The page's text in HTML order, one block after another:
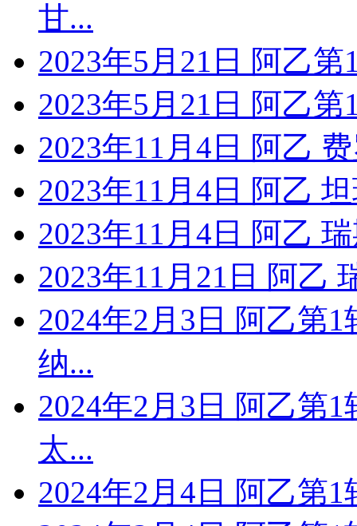
甘...
2023年5月21日 阿乙
2023年5月21日 阿乙
2023年11月4日 阿乙
2023年11月4日 阿乙
2023年11月4日 阿乙
2023年11月21日 阿乙
2024年2月3日 阿乙第
纳...
2024年2月3日 阿乙第
太...
2024年2月4日 阿乙第